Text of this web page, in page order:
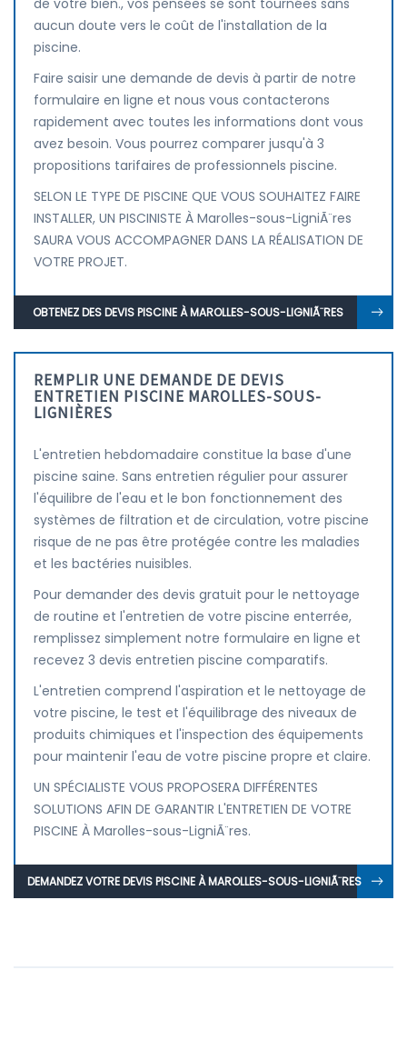
de votre bien., vos pensées se sont tournées sans
aucun doute vers le coût de l'installation de la
piscine.
Faire saisir une demande de devis à partir de notre
formulaire en ligne et nous vous contacterons
rapidement avec toutes les informations dont vous
avez besoin. Vous pourrez comparer jusqu'à 3
propositions tarifaires de professionnels piscine.
SELON LE TYPE DE PISCINE QUE VOUS SOUHAITEZ FAIRE
INSTALLER, UN PISCINISTE À Marolles-sous-LigniÃ¨res
SAURA VOUS ACCOMPAGNER DANS LA RÉALISATION DE
VOTRE PROJET.
OBTENEZ DES DEVIS PISCINE À MAROLLES-SOUS-LIGNIÃ¨RES
REMPLIR UNE DEMANDE DE DEVIS
ENTRETIEN PISCINE MAROLLES-SOUS-
LIGNIÈRES
L'entretien hebdomadaire constitue la base d'une
piscine saine. Sans entretien régulier pour assurer
l'équilibre de l'eau et le bon fonctionnement des
systèmes de filtration et de circulation, votre piscine
risque de ne pas être protégée contre les maladies
et les bactéries nuisibles.
Pour demander des devis gratuit pour le nettoyage
de routine et l'entretien de votre piscine enterrée,
remplissez simplement notre formulaire en ligne et
recevez 3 devis entretien piscine comparatifs.
L'entretien comprend l'aspiration et le nettoyage de
votre piscine, le test et l'équilibrage des niveaux de
produits chimiques et l'inspection des équipements
pour maintenir l'eau de votre piscine propre et claire.
UN SPÉCIALISTE VOUS PROPOSERA DIFFÉRENTES
SOLUTIONS AFIN DE GARANTIR L'ENTRETIEN DE VOTRE
PISCINE À Marolles-sous-LigniÃ¨res.
DEMANDEZ VOTRE DEVIS PISCINE À MAROLLES-SOUS-LIGNIÃ¨RES